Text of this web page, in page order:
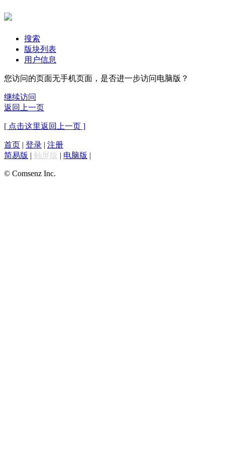
搜索
版块列表
用户信息
您访问的页面无手机页面，是否进一步访问电脑版？
继续访问
返回上一页
[ 点击这里返回上一页 ]
首页 | 登录 | 注册
简易版 | 触屏版 | 电脑版 |
© Comsenz Inc.